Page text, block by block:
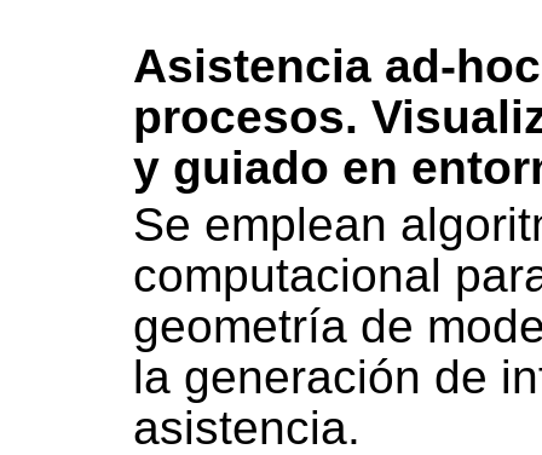
Asistencia ad-
procesos.
y guiado en
Se emplean
computacional
geometría de
la generación de
asistencia.